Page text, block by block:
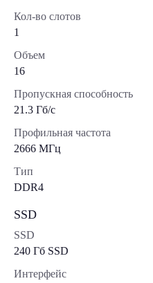
Кол-во слотов
1
Объем
16
Пропускная способность
21.3 Гб/с
Профильная частота
2666 МГц
Тип
DDR4
SSD
SSD
240 Гб SSD
Интерфейс